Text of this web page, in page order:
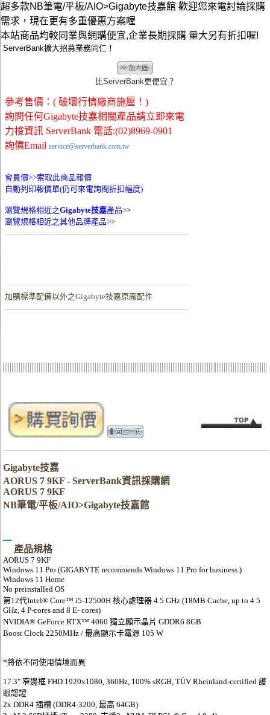
超多款NB筆電/平板/AIO>Gigabyte技嘉館 歡迎您來電討論採購
需求，現在更有多重優惠方案喔
本站商品均較同業與網購便宜,企業長期採購 量大另有折扣喔!
ServerBank擴大招募業務同仁！
比ServerBank更便宜？
參考售價：( 破壞行情廠商施壓！)
詢問任何Gigabyte技嘉相關產品請立即來電
力梭資訊 ServerBank 電話:(02)8969-0901
詢價Email service@serverbank.com.tw
會員價>>索取此商品報價
自動列印報價單(仍可來電詢問折扣幅度)
瀏覽規格相近之Gigabyte技嘉產品>>
瀏覽規格相近之其他品牌產品>>
加購標準配備以外之Gigabyte技嘉原廠配件
Gigabyte技嘉
AORUS 7 9KF - ServerBank資訊採購網
AORUS 7 9KF
NB筆電/平板/AIO>Gigabyte技嘉館
產品規格
AORUS 7 9KF
Windows 11 Pro (GIGABYTE recommends Windows 11 Pro for business.)
Windows 11 Home
No preinstalled OS
第12代Intel® Core™ i5-12500H 核心處理器 4.5 GHz (18MB Cache, up to 4.5
GHz, 4 P-cores and 8 E- cores)
NVIDIA® GeForce RTX™ 4060 獨立顯示晶片 GDDR6 8GB
Boost Clock 2250MHz / 最高顯示卡電源 105 W
*將依不同使用情境而異
17.3" 窄邊框 FHD 1920x1080, 360Hz, 100% sRGB, TÜV Rheinland-certified 護
眼認證
2x DDR4 插槽 (DDR4-3200, 最高 64GB)